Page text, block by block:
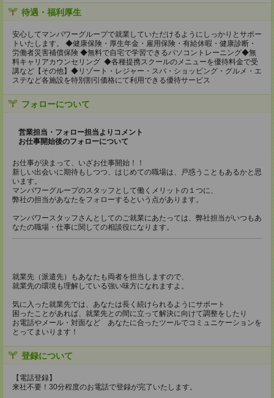
待遇・福利厚生
安心してマンパワーグループで就業していただけるようにしっかりとサポー
トいたします。 ◆健康保険・厚生年金・雇用保険・有給休暇・健康診断・
労働者災害補償保険 ◆無料で自宅で学習できるパソコントレーニング◆無
料キャリアカウンセリング ◆各種提携スクールのメニューを優待料金で受
講など【その他】◆リゾート・レジャー・スパ・ショッピング・グルメ・エ
ステなど各施設を特別割引価格にて利用できる優待サービス
フォローについて
営業担当・フォロー担当よりコメント
お仕事開始後のフォローについて
お仕事が決まって、いざお仕事開始！！
新しい出会いに期待もしつつ、はじめての職場は、戸惑うこともあるかと思
います。
マンパワーグループのスタッフとして働くメリットの１つに、
弊社の担当があなたをフォローするという点があります。
マンパワースタッフさんとしてのご就業にあたっては、弊社担当がいつもあ
なたの職場・仕事に関しての相談役になります。
就業先（派遣先）もあなたも両者を担当しますので、
就業先の環境も理解している強い味方になれますよ。
気に入った就業先では、あなたは長く続けられるようにサポート
困ったことがあれば、就業先との間に立って解決に向けて調整をしたり
お電話やメール・対面など あなたに合ったツールでコミュニケーションを
とってまいります！
登録について
【電話登録】
来社不要！30分程度のお電話で登録が完了いたします。